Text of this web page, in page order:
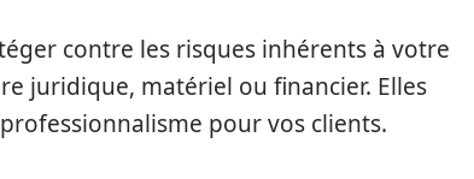
contre les risques inhérents à votre
juridique, matériel ou financier. Elles
pour vos clients.